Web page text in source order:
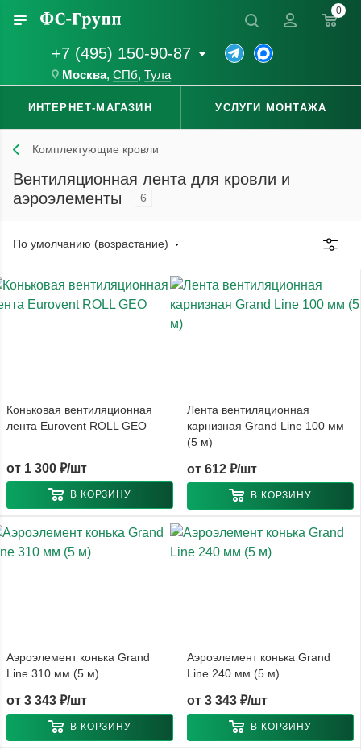
+7 (495) 150-90-87
Москва, СПб, Тула
0
ИНТЕРНЕТ-МАГАЗИН УСЛУГИ МОНТАЖА
Комплектующие кровли
Вентиляционная лента для кровли и
аэроэлементы
6
По умолчанию (возрастание)
Коньковая вентиляционная
лента Eurovent ROLL GEO
от 1 300 ₽/шт
В КОРЗИНУ
Лента вентиляционная
карнизная Grand Line 100 мм
(5 м)
от 612 ₽/шт
В КОРЗИНУ
Аэроэлемент конька Grand
Line 310 мм (5 м)
от 3 343 ₽/шт
В КОРЗИНУ
Аэроэлемент конька Grand
Line 240 мм (5 м)
от 3 343 ₽/шт
В КОРЗИНУ